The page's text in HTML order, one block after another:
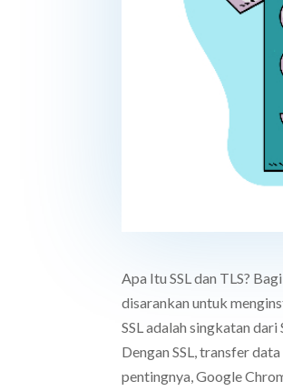
Apa Itu SSL dan TLS?
disarankan untuk
SSL adalah singkatan
Dengan SSL, transfer
pentingnya, Google